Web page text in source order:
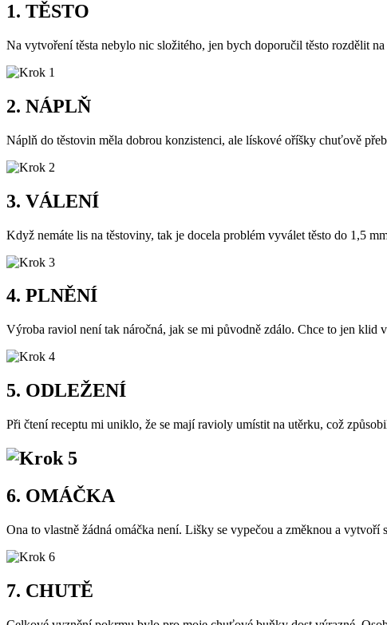
1. TĚSTO
Na vytvoření těsta nebylo nic složitého, jen bych doporučil těsto rozdělit
2. NÁPLŇ
Náplň do těstovin měla dobrou konzistenci, ale lískové oříšky chuťově
3. VÁLENÍ
Když nemáte lis na těstoviny, tak je docela problém vyválet těsto do 1,5
4. PLNĚNÍ
Výroba raviol není tak náročná, jak se mi původně zdálo. Chce to jen klid
5. ODLEŽENÍ
Při čtení receptu mi uniklo, že se mají ravioly umístit na utěrku, což
6. OMÁČKA
Ona to vlastně žádná omáčka není. Lišky se vypečou a změknou a vytvoří
7. CHUTĚ